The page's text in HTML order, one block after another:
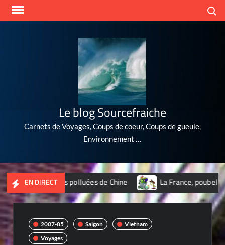
Skip
Le blog Sourcefraiche
Carnets de Voyages, Coups de coeur, Coups de gueule,
Environnement …
EN DIRECT
les plus polluées de Chine La France, poubelle du
2007-05 Saigon
Vietnam
Voyages